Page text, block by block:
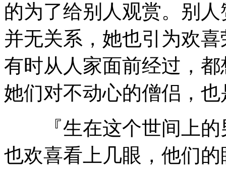
的为了给别人观赏。别
并无关系，她也引为欢
有时从人家面前经过，
她们对不动心的僧侣，
『生在这个世间上的
也欢喜看上几眼，他们